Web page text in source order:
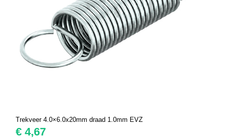
Trekveer 4.0×6.0x20mm draad 1.0mm EVZ
€ 4,67